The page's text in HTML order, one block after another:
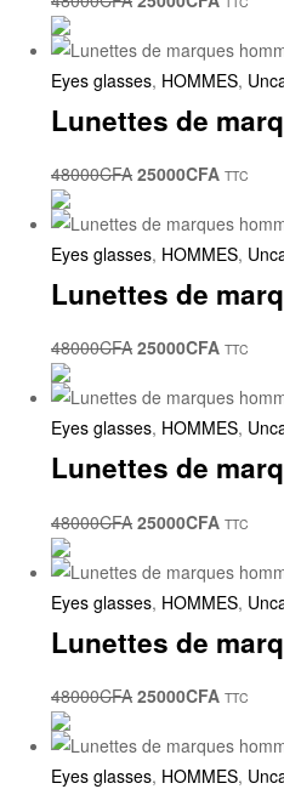
Eyes glasses, HOMMES,
Lunettes de
48000CFA 25000CFA TTC
Eyes glasses, HOMMES,
Lunettes de
48000CFA 25000CFA TTC
Eyes glasses, HOMMES,
Lunettes de
48000CFA 25000CFA TTC
Eyes glasses, HOMMES,
Lunettes de
48000CFA 25000CFA TTC
Eyes glasses, HOMMES,